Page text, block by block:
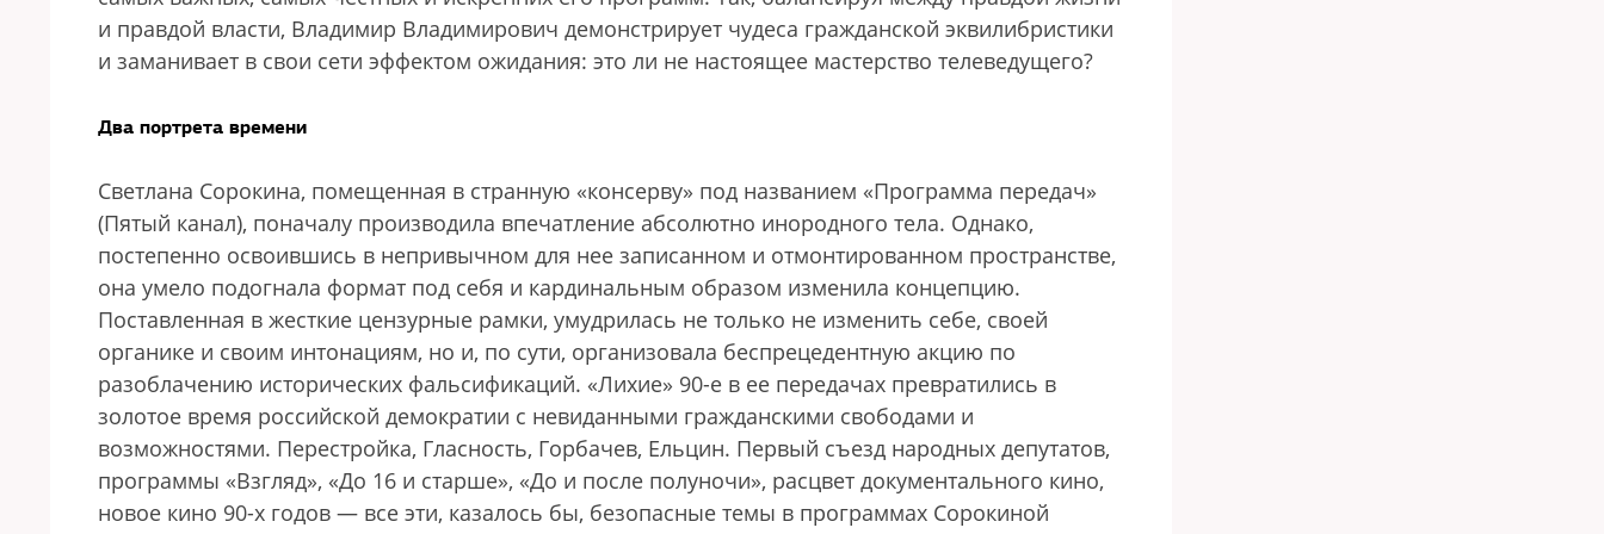
и правдой власти, Владимир Владимирович демонстрирует чудеса гражданской эквилиб­ристики
и заманивает в свои сети эффектом ожидания: это ли не настоящее мастерство телеведущего?
Два портрета времени
Светлана Сорокина, помещенная в странную «консерву» под названием «Программа передач»
(Пятый канал), поначалу производила впечатление абсолютно инородного тела. Однако,
постепенно освоившись в непривычном для нее записанном и отмонтированном пространстве,
она умело подогнала формат под себя и кардинальным образом изменила концепцию.
Поставленная в жесткие цензурные рамки, умудрилась не только не изменить себе, своей
органике и своим интонациям, но и, по сути, организовала беспрецедентную акцию по
разоблачению исторических фальсификаций. «Лихие» 90-е в ее передачах превратились в
золотое время российской демократии с невиданными гражданскими свободами и
возможностями. Перестройка, Гласность, Горбачев, Ельцин. Первый съезд народных депутатов,
программы «Взгляд», «До 16 и старше», «До и после полуночи», расцвет документального кино,
новое кино 90-х годов — все эти, казалось бы, безопасные темы в программах Сорокиной